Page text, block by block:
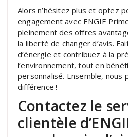
Alors n’hésitez plus et optez
engagement avec ENGIE
pleinement des offres
la liberté de changer d’avis.
d’énergie et contribuez à la
l’environnement, tout en
personnalisé. Ensemble, nous
différence !
Contactez le
clientèle